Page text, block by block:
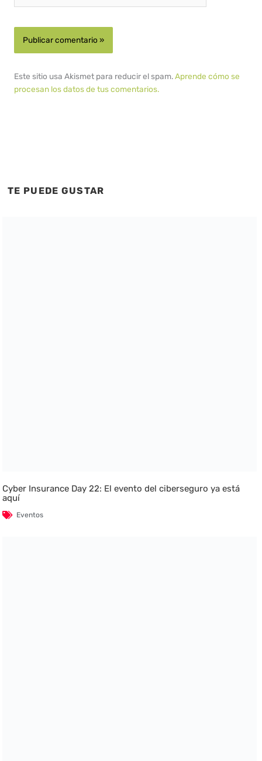
Este sitio usa Akismet para reducir el spam.Aprende cómo se
procesan los datos de tus comentarios.
TE PUEDE GUSTAR
Cyber Insurance Day 22: El evento del ciberseguro ya está
aquí
Eventos